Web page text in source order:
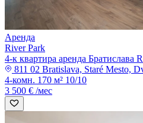
Аренда
River Park
4-к квартира аренда Братислава
811 02 Bratislava, Staré Mesto,
4-комн. 170 м² 10/10
3 500 € /мес